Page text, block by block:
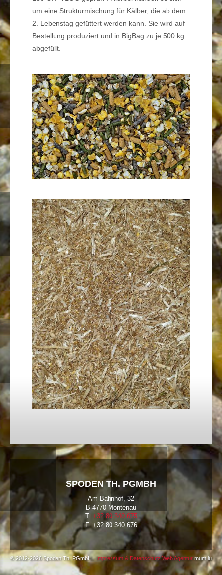
um eine Strukturmischung für Kälber, die ab dem
2. Lebenstag gefüttert werden kann. Sie wird auf
Bestellung produziert und in BigBag zu je 500 kg
abgefüllt.
SPODEN TH. PGMBH
Am Bahnhof, 32
B-4770 Montenau
T.+32 80 340 675
F. +32 80 340 676
© 2012-2026 Spoden Th. PGmbH. Impressum & Datenschutz Web Agentur mum.lu